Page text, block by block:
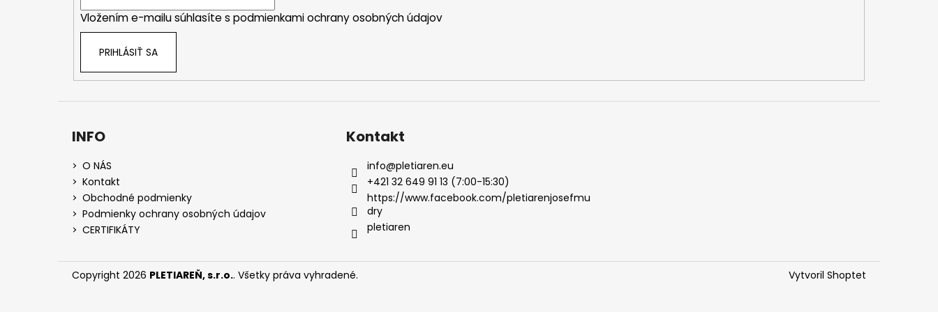
Vložením e-mailu súhlasíte s podmienkami ochrany osobných údajov
PRIHLÁSIŤ SA
INFO
O NÁS
Kontakt
Obchodné podmienky
Podmienky ochrany osobných údajov
CERTIFIKÁTY
Kontakt
info@pletiaren.eu
+421 32 649 91 13 (7:00-15:30)
https://www.facebook.com/pletiarenjosefmu
dry
pletiaren
Vytvoril Shoptet
Copyright 2026 PLETIAREŇ, s.r.o.. Všetky práva vyhradené.